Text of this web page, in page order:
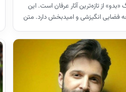
«بدو» از تازه‌ترین آثار عرفان است. این
فضایی انگیزشی و امیدبخش دارد. متن